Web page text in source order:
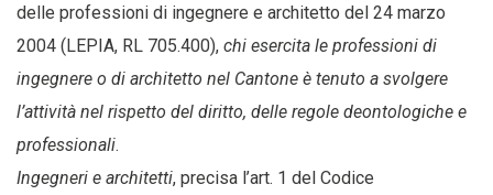
delle professioni di ingegnere e architetto del 24 marzo
2004 (LEPIA, RL 705.400), chi esercita le professioni di
ingegnere o di architetto nel Cantone è tenuto a svolgere
l’attività nel rispetto del diritto, delle regole deontologiche e
professionali.
Ingegneri e architetti, precisa l’art. 1 del Codice